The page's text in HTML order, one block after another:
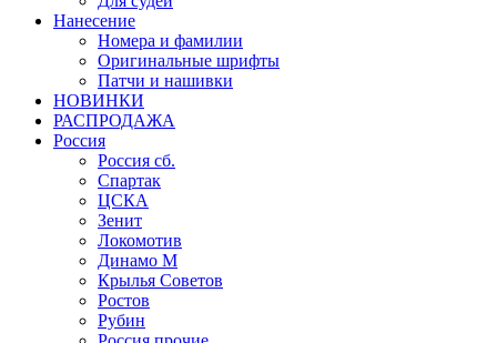
Нанесение
Номера и фамилии
Оригинальные шрифты
Патчи и нашивки
НОВИНКИ
РАСПРОДАЖА
Россия
Россия сб.
Спартак
ЦСКА
Зенит
Локомотив
Динамо М
Крылья Советов
Ростов
Рубин